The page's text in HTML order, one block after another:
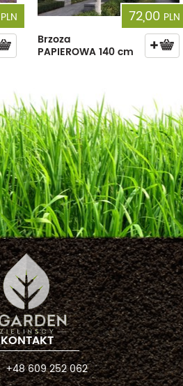
PLN
72,00 PLN
Brzoza
PAPIEROWA 140 cm
KONTAKT
+48 609 252 062